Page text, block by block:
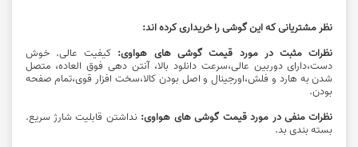
نظر مشتریانی که این گوشی را خریداری کرده اند:
نظرات مثبت در مورد قیمت گوشی های هواوی: کیفیت عالی. خوش
دست،دارای دوربین عالی،سرعت دانلود بالا، آنتن دهی فوق العاده، متصل
شدن به هارد و فلش،اورجینال و اصل بودن کالا،سخت افزار قوی،تمام صفحه
بودن.
نظرات منفی در مورد قیمت گوشی های هواوی: نداشتن قابلیت شارژ سریع.
بسته بندی بد.